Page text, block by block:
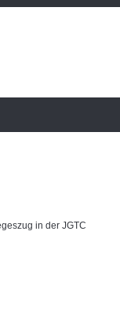
in der JGTC